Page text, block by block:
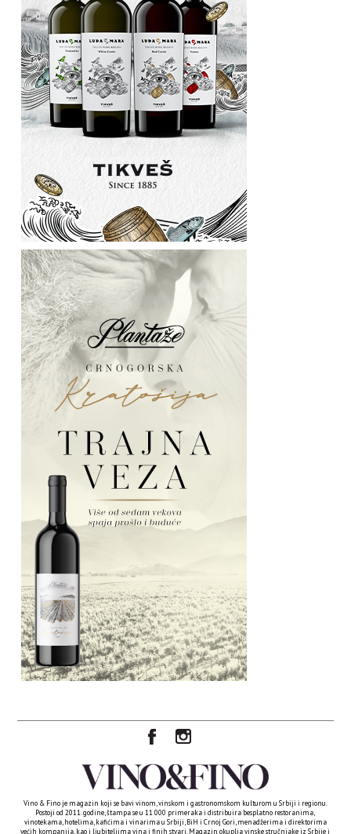
Vino & Fino je magazin koji se bavi vinom, vinskom i gastronomskom kulturom u Srbiji i regionu.
Postoji od 2011. godine, štampa se u 11 000 primeraka i distribuira besplatno restoranima,
vinotekama, hotelima, kafićima i vinarima u Srbiji, BiH i Crnoj Gori, menadžerima i direktorima
većih kompanija, kao i ljubiteljima vina i finih stvari. Magazin okuplja vinske stručnjake iz Srbije i